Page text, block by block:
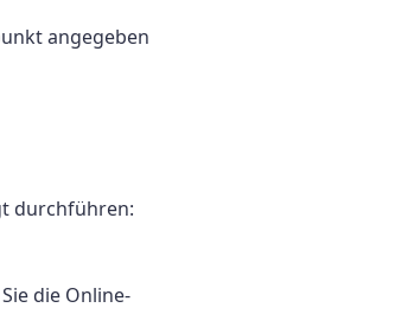
angegeben
durchführen:
die Online-